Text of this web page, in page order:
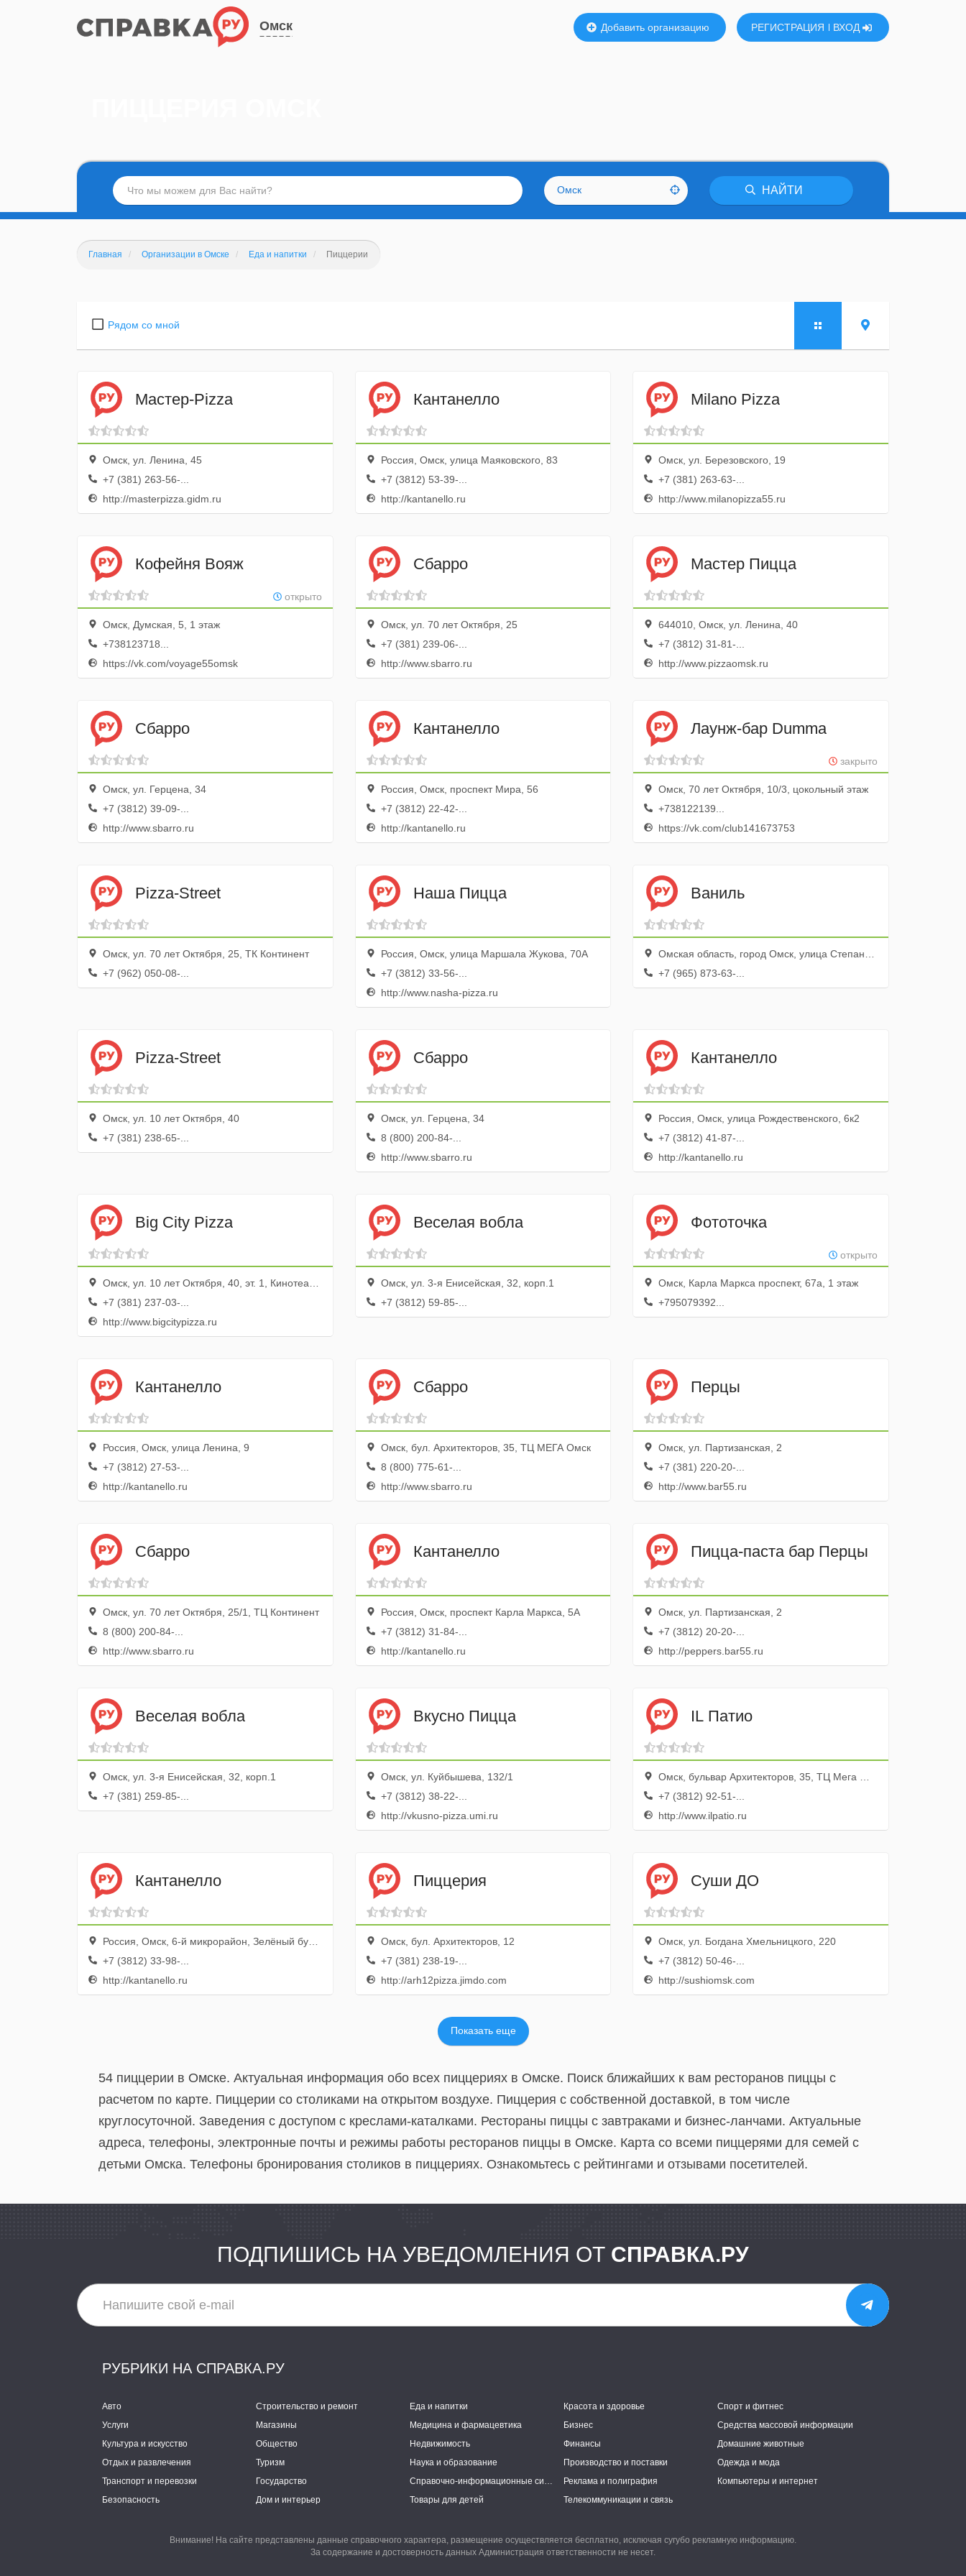
Омск Добавить организацию РЕГИСТРАЦИЯ ВХОД
Омск НАЙТИ
Главная Организации в Омске Еда и напитки Пиццерии
Рядом со мной
Мастер-Pizza
Омск, ул. Ленина, 45
+7 (381) 263-56-...
http://masterpizza.gidm.ru
Кантанелло
Россия, Омск, улица Маяковского, 83
+7 (3812) 53-39-...
http://kantanello.ru
Milano Pizza
Омск, ул. Березовского, 19
+7 (381) 263-63-...
http://www.milanopizza55.ru
Кофейня Вояж
открыто
Омск, Думская, 5, 1 этаж
+738123718...
https://vk.com/voyage55omsk
Сбарро
Омск, ул. 70 лет Октября, 25
+7 (381) 239-06-...
http://www.sbarro.ru
Мастер Пицца
644010, Омск, ул. Ленина, 40
+7 (3812) 31-81-...
http://www.pizzaomsk.ru
Сбарро
Омск, ул. Герцена, 34
+7 (3812) 39-09-...
http://www.sbarro.ru
Кантанелло
Россия, Омск, проспект Мира, 56
+7 (3812) 22-42-...
http://kantanello.ru
Лаунж-бар Dumma
закрыто
Омск, 70 лет Октября, 10/3, цокольный этаж
+738122139...
https://vk.com/club141673753
Pizza-Street
Омск, ул. 70 лет Октября, 25, ТК Континент
+7 (962) 050-08-...
Наша Пицца
Россия, Омск, улица Маршала Жукова, 70А
+7 (3812) 33-56-...
http://www.nasha-pizza.ru
Ваниль
Омская область, город Омск, улица Степанца, 6/1
+7 (965) 873-63-...
Pizza-Street
Омск, ул. 10 лет Октября, 40
+7 (381) 238-65-...
Сбарро
Омск, ул. Герцена, 34
8 (800) 200-84-...
http://www.sbarro.ru
Кантанелло
Россия, Омск, улица Рождественского, 6к2
+7 (3812) 41-87-...
http://kantanello.ru
Big City Pizza
Омск, ул. 10 лет Октября, 40, эт. 1, Кинотеатр Атриум кино
+7 (381) 237-03-...
http://www.bigcitypizza.ru
Веселая вобла
Омск, ул. 3-я Енисейская, 32, корп.1
+7 (3812) 59-85-...
Фототочка
открыто
Омск, Карла Маркса проспект, 67а, 1 этаж
+795079392...
Кантанелло
Россия, Омск, улица Ленина, 9
+7 (3812) 27-53-...
http://kantanello.ru
Сбарро
Омск, бул. Архитекторов, 35, ТЦ МЕГА Омск
8 (800) 775-61-...
http://www.sbarro.ru
Перцы
Омск, ул. Партизанская, 2
+7 (381) 220-20-...
http://www.bar55.ru
Сбарро
Омск, ул. 70 лет Октября, 25/1, ТЦ Континент
8 (800) 200-84-...
http://www.sbarro.ru
Кантанелло
Россия, Омск, проспект Карла Маркса, 5А
+7 (3812) 31-84-...
http://kantanello.ru
Пицца-паста бар Перцы
Омск, ул. Партизанская, 2
+7 (3812) 20-20-...
http://peppers.bar55.ru
Веселая вобла
Омск, ул. 3-я Енисейская, 32, корп.1
+7 (381) 259-85-...
Вкусно Пицца
Омск, ул. Куйбышева, 132/1
+7 (3812) 38-22-...
http://vkusno-pizza.umi.ru
IL Патио
Омск, бульвар Архитекторов, 35, ТЦ Мега Омск
+7 (3812) 92-51-...
http://www.ilpatio.ru
Кантанелло
Россия, Омск, 6-й микрорайон, Зелёный бульвар, 8
+7 (3812) 33-98-...
http://kantanello.ru
Пиццерия
Омск, бул. Архитекторов, 12
+7 (381) 238-19-...
http://arh12pizza.jimdo.com
Суши ДО
Омск, ул. Богдана Хмельницкого, 220
+7 (3812) 50-46-...
http://sushiomsk.com
Показать еще
54 пиццерии в Омске. Актуальная информация обо всех пиццериях в Омске. Поиск ближайших к вам ресторанов пиццы с
расчетом по карте. Пиццерии со столиками на открытом воздухе. Пиццерия с собственной доставкой, в том числе
круглосуточной. Заведения с доступом с креслами-каталками. Рестораны пиццы с завтраками и бизнес-ланчами. Актуальные
адреса, телефоны, электронные почты и режимы работы ресторанов пиццы в Омске. Карта со всеми пиццерями для семей с
детьми Омска. Телефоны бронирования столиков в пиццериях. Ознакомьтесь с рейтингами и отзывами посетителей.
ПОДПИШИСЬ НА УВЕДОМЛЕНИЯ ОТ СПРАВКА.РУ
РУБРИКИ НА СПРАВКА.РУ
Авто Строительство и ремонт Еда и напитки Красота и здоровье
Спорт и фитнес
Услуги
Магазины Медицина и фармацевтика Бизнес
Средства массовой информации
Культура и искусство
Общество Недвижимость Финансы
Домашние животные
Отдых и развлечения
Туризм Наука и образование Производство и поставки
Одежда и мода
Транспорт и перевозки
Государство Справочно-информационные системы Реклама и полиграфия
Компьютеры и интернет
Безопасность
Дом и интерьер Товары для детей Телекоммуникации и связь
Внимание! На сайте представлены данные справочного характера, размещение осуществляется бесплатно, исключая сугубо рекламную информацию.
За содержание и достоверность данных Администрация ответственности не несет.